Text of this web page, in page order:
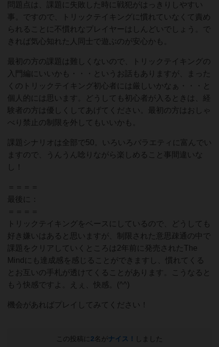
問題点は、課題に失敗した時に戦犯がはっきりしやすい
事。ですので、トリックテイキングに慣れていなくて責め
られることに不慣れなプレイヤーはしんどいでしょう。で
きれば気心知れた人同士で遊ぶのが安心かも。
最初の方の課題は難しくないので、トリックテイキングの
入門編にいいかも・・・というお話もありますが、まった
くのトリックテイキング初心者には厳しいかなぁ・・・と
個人的には思います。どうしても初心者が入るときは、経
験者の方は優しくしてあげてください。最初の方はおしゃ
べり禁止の制限を外してもいいかも。
課題シナリオは全部で50。いろいろバラエティに富んでい
ますので、うんうん唸りながら楽しめること事間違いな
し！
最後に：
トリックテイキングをベースにしているので、どうしても
好き嫌いはあると思いますが、制限された意思疎通の中で
課題をクリアしていくところは2年前に発売されたThe
Mindにも達成感を感じることができますし、慣れてくる
とお互いの手札が透けてくることがあります。こうなると
もう快感ですよ。えぇ、快感。(^^)
機会があればプレイしてみてください！
この投稿に 2名がナイス！ しました